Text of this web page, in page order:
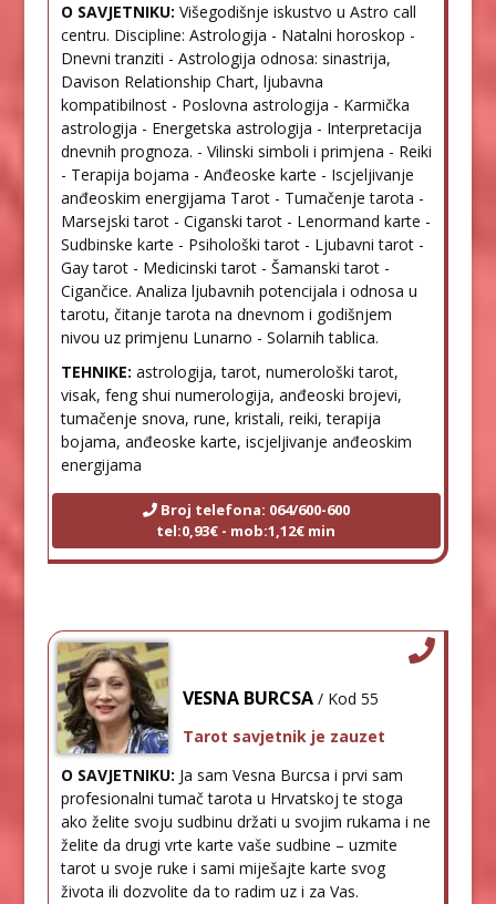
O SAVJETNIKU: Višegodišnje iskustvo u Astro call
centru. Discipline: Astrologija - Natalni horoskop -
Dnevni tranziti - Astrologija odnosa: sinastrija,
Davison Relationship Chart, ljubavna
kompatibilnost - Poslovna astrologija - Karmička
astrologija - Energetska astrologija - Interpretacija
dnevnih prognoza. - Vilinski simboli i primjena - Reiki
- Terapija bojama - Anđeoske karte - Iscjeljivanje
anđeoskim energijama Tarot - Tumačenje tarota -
Marsejski tarot - Ciganski tarot - Lenormand karte -
Sudbinske karte - Psihološki tarot - Ljubavni tarot -
Gay tarot - Medicinski tarot - Šamanski tarot -
Cigančice. Analiza ljubavnih potencijala i odnosa u
tarotu, čitanje tarota na dnevnom i godišnjem
nivou uz primjenu Lunarno - Solarnih tablica.
TEHNIKE: astrologija, tarot, numerološki tarot,
visak, feng shui numerologija, anđeoski brojevi,
tumačenje snova, rune, kristali, reiki, terapija
bojama, anđeoske karte, iscjeljivanje anđeoskim
energijama
Broj telefona: 064/600-600
tel:0,93€ - mob:1,12€ min
VESNA BURCSA / Kod 55
Tarot savjetnik je zauzet
O SAVJETNIKU: Ja sam Vesna Burcsa i prvi sam
profesionalni tumač tarota u Hrvatskoj te stoga
ako želite svoju sudbinu držati u svojim rukama i ne
želite da drugi vrte karte vaše sudbine – uzmite
tarot u svoje ruke i sami miješajte karte svog
života ili dozvolite da to radim uz i za Vas.